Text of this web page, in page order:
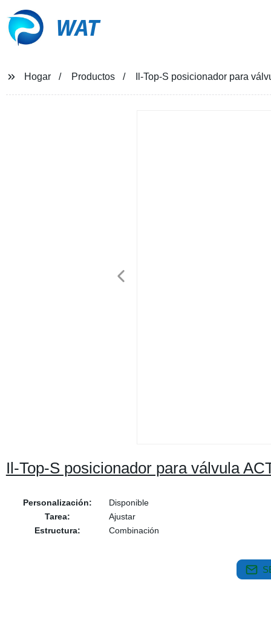
WAT
Hogar Productos Il-Top-S posicionador para
Il-Top-S posicionador para válvula
Personalización:
Disponible
Tarea:
Ajustar
Estructura:
Combinación